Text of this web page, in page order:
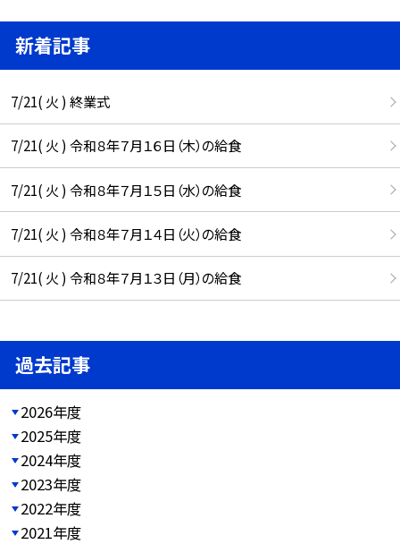
新着記事
7/21( 火 ) 終業式
7/21( 火 ) 令和８年７月１６日（木）の給食
7/21( 火 ) 令和８年７月１５日（水）の給食
7/21( 火 ) 令和８年７月１４日（火）の給食
7/21( 火 ) 令和８年７月１３日（月）の給食
過去記事
2026年度
2025年度
2024年度
2023年度
2022年度
2021年度